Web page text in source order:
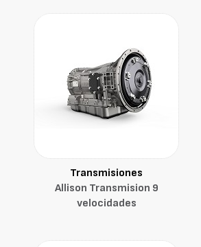
Transmisiones
Allison Transmision 9
velocidades